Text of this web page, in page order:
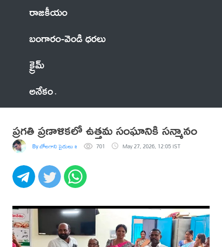
రాజకీయం
బంగారం-వెండి ధరలు
క్రైమ్
అనేకం
ప్రగతి ప్రణాళికలో ఉత్తమ సంఘానికి సన్మానం
By బోలగాని సైదులు జర్నలిస్ట్ 701 May 27, 2026, 12:05 IST